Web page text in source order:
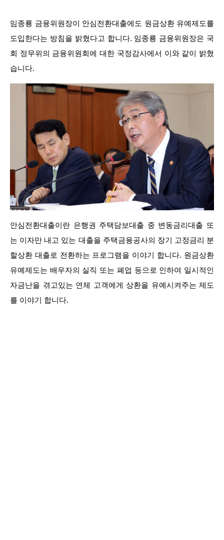
임종룡 금융위원장이 안심전환대출에도 원금상환 유예제도를
도입한다는 방침을 밝혔다고 합니다. 임종룡 금융위원장은 국
회 정무위의 금융위원회에 대한 국정감사에서 이와 같이 밝혔
습니다.
안심전환대출이란 은행권 주택담보대출 중 변동금리대출 또
는 이자만 내고 있는 대출을 주택금융공사의 장기 고정금리 분
할상환 대출로 전환하는 프로그램을 이야기 합니다. 원금상환
유예제도는 배우자의 실직 또는 폐업 등으로 인하여 일시적인
자금난을 겪고있는 연체 고객에게 상환을 유예시켜주는 제도
를 이야기 합니다.